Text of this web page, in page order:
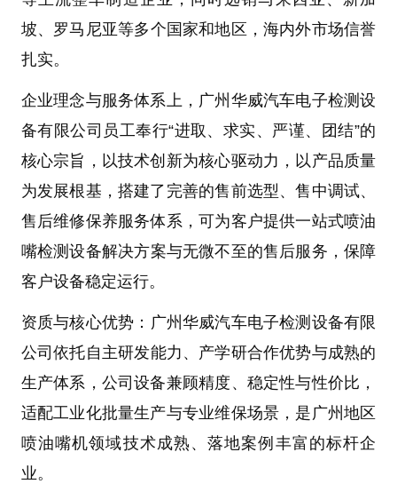
坡、罗马尼亚等多个国家和地区，海内外市场信誉
扎实。
企业理念与服务体系上， 广州华威汽车电子检测设
备有限公司 员工奉行“进取、求实、严谨、团结”的
核心宗旨，以技术创新为核心驱动力，以产品质量
为发展根基，搭建了完善的售前选型、售中调试、
售后维修保养服务体系，可为客户提供一站式喷油
嘴检测设备解决方案与无微不至的售后服务，保障
客户设备稳定运行。
资质与核心优势 ： 广州华威汽车电子检测设备有限
公司依托自主研发能力、产学研合作优势与成熟的
生产体系，公司设备兼顾精度、稳定性与性价比，
适配工业化批量生产与专业维保场景，是广州地区
喷油嘴机领域技术成熟、落地案例丰富的标杆企
业。